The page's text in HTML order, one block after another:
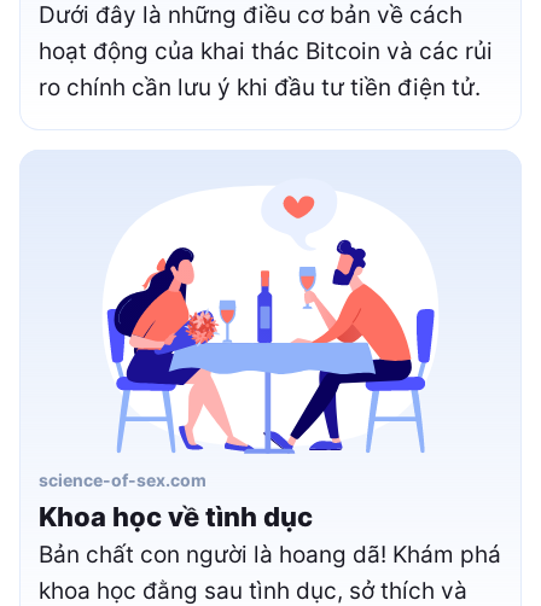
Dưới đây là những điều cơ bản về cách
hoạt động của khai thác Bitcoin và các rủi
ro chính cần lưu ý khi đầu tư tiền điện tử.
science-of-sex.com
Khoa học về tình dục
Bản chất con người là hoang dã! Khám phá
khoa học đằng sau tình dục, sở thích và